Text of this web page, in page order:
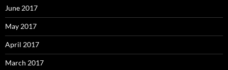
June 2017
May 2017
April 2017
March 2017